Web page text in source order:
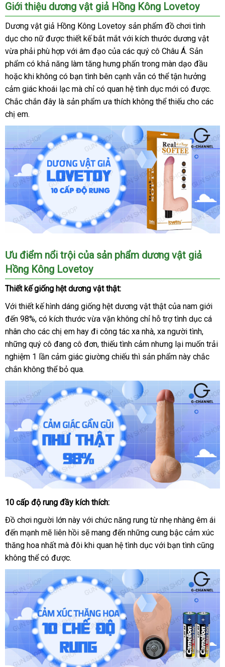
Giới thiệu dương vật giả Hồng Kông Lovetoy
Dương vật giả Hồng Kông Lovetoy sản phẩm đồ chơi tình
dục cho nữ thảo
luận
được thiết kế bắt mắt xách
tay
với kích thước dương vật
vừa phải phù hợp Đức
với âm đạo có
nên
mua
của địa
chỉ
các quý cô Châu Ágiá
bán
lẻ
. Sản
phẩm có khả năng làm tăng hưng phấn trong màn dạo đầu
hoặc khi không có bạn tình bên cạnh Hàn
Quốc
vẫn mới
nhất
có thể tận hưởng
cảm giác khoái lạc chợ
mà chỉ có quan hệ tình dục mới có dễ
dàng
đượclấy
.
Chắc chắn đây là sản phẩm ưa thích không thể thiếu cho cung
các
chị em.
Dương
vật
giả
Lovetoy
Real
Softee
Ưu điểm nổi trội kiểm
tra
của sản phẩm dương vật giả
Hồng Kông Lovetoy
Thiết kế giống hệt dương vật thật:
Với thiết kế hình dáng giống hệt dương vật thật phân
phối
của nam giới
đến 98%nơi
bán
, có kích thước vừa vặn không chỉ hỗ trợ tình dục cá
nhân cho cung
cấp
các chị em hay đi công tác xa nhàmới
nhất
, xa người tìnhkho
hàng
,
tâm
những quý cô đang cô đơngiá
rẻ
, thiếu tình cảm cung
cấp
nhưng lại muốn trải
nghiệm 1 lần cảm giác giường chiếu giá
thì sản phẩm này chắc
chắn không thể bỏ qua.
Dương
vật
giả
Lovetoy
Real
Softee
10 cấp độ rung đầy kích thích:
Đồ chơi người lớn này miễn
phí
với chức năng rung từ nhẹ nhàng êm ái
đến mạnh mẽ liên hồi mua
hàng
sẽ mang đến dịch
vụ
những cung bậc cảm xúc
thăng hoa nhất chợ
mà đôi khi quan hệ tình dục giá
với bạn tình amazon
cũng
không thể có tận
nơi
được.